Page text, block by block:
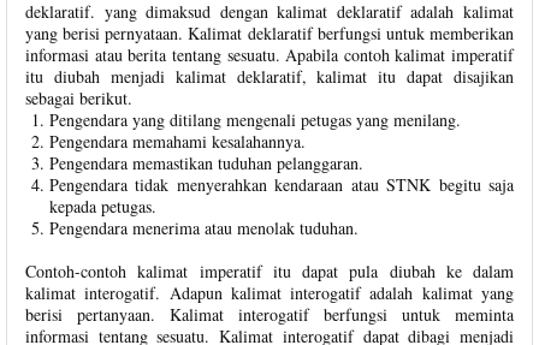
deklaratif. yang dimaksud dengan kalimat deklaratif adalah kalimat
yang berisi pernyataan. Kalimat deklaratif berfungsi untuk memberikan
informasi atau berita tentang sesuatu. Apabila contoh kalimat imperatif
itu diubah menjadi kalimat deklaratif, kalimat itu dapat disajikan
sebagai berikut.
Pengendara yang ditilang mengenali petugas yang menilang.
Pengendara memahami kesalahannya.
Pengendara memastikan tuduhan pelanggaran.
Pengendara tidak menyerahkan kendaraan atau STNK begitu saja
kepada petugas.
Pengendara menerima atau menolak tuduhan.
Contoh-contoh kalimat imperatif itu dapat pula diubah ke dalam
kalimat interogatif. Adapun kalimat interogatif adalah kalimat yang
berisi pertanyaan. Kalimat interogatif berfungsi untuk meminta
informasi tentang sesuatu. Kalimat interogatif dapat dibagi menjadi